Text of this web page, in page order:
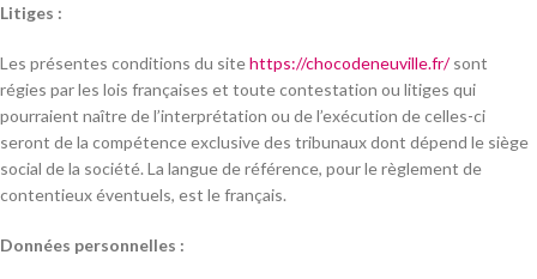
Litiges :
Les présentes conditions du sitehttps://chocodeneuville.fr/sont
régies par les lois françaises et toute contestation ou litiges qui
pourraient naître de l’interprétation ou de l’exécution de celles-ci
seront de la compétence exclusive des tribunaux dont dépend le siège
social de la société. La langue de référence, pour le règlement de
contentieux éventuels, est le français.
Données personnelles :